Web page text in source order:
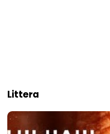
Littera